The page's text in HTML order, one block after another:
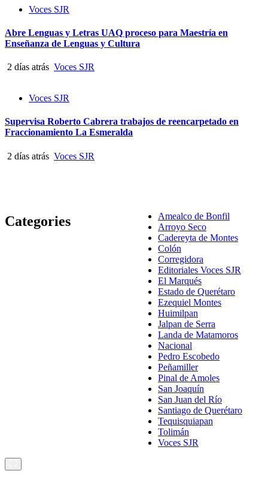
Voces SJR
Abre Lenguas y Letras UAQ proceso para Maestría en
Enseñanza de Lenguas y Cultura
2 días atrás Voces SJR
Voces SJR
Supervisa Roberto Cabrera trabajos de reencarpetado en
Fraccionamiento La Esmeralda
2 días atrás Voces SJR
Categories
Amealco de Bonfil
Arroyo Seco
Cadereyta de Montes
Colón
Corregidora
Editoriales Voces SJR
El Marqués
Estado de Querétaro
Ezequiel Montes
Huimilpan
Jalpan de Serra
Landa de Matamoros
Nacional
Pedro Escobedo
Peñamiller
Pinal de Amoles
San Joaquín
San Juan del Río
Santiago de Querétaro
Tequisquiapan
Tolimán
Voces SJR